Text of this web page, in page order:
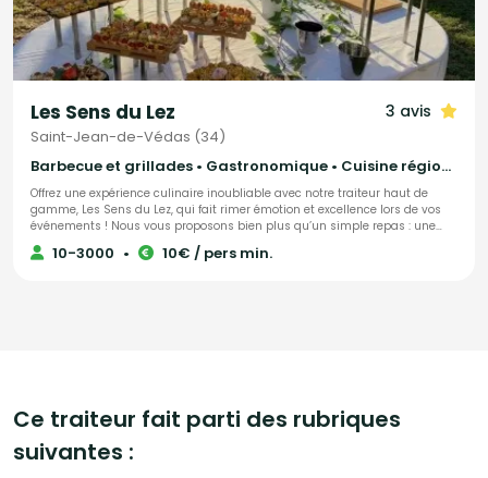
Les Sens du Lez 3 avis
Saint-Jean-de-Védas (34)
Barbecue et grillades • Gastronomique • Cuisine régionale
Offrez une expérience culinaire inoubliable avec notre traiteur haut de
gamme, Les Sens du Lez, qui fait rimer émotion et excellence lors de vos
événements ! Nous vous proposons bien plus qu’un simple repas : une
véritable immersion dans l’art de la gastronomie. Notre cuisine,
profondément ancrée dans le respect des saisons, des terroirs et des
exigences de votre événement. Confiez-nous vos moments d’exception et
émotion s’entrelacent.
10-3000 • 10€ / pers min.
Ce traiteur fait parti des rubriques
suivantes :